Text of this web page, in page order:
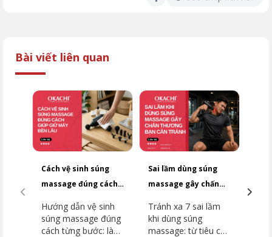
Bài viết liên quan
Cách vệ sinh súng
massage đúng cách
Hướng dẫn vệ sinh
súng massage đúng
cách từng bước: làm
Sai lầm dùng súng
massage gây chấn
tránh
Tránh xa 7 sai lầm
khi dùng súng
massage: từ tiêu cơ